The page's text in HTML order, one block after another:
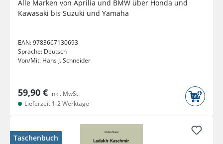
Alle Marken von Aprilia und BMW über Honda und
Kawasaki bis Suzuki und Yamaha
EAN:9783667130693
Sprache: Deutsch
Von/Mit: Hans J. Schneider
59,90 € inkl. MwSt.
Lieferzeit 1-2 Werktage
Taschenbuch